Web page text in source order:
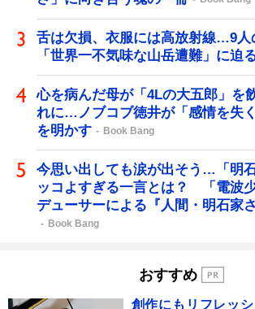
舌は欠損、衣服には高放射線…9人
「世界一不気味な山岳遭難」に迫
心を病んだ母が「4Lの大五郎」を
れに…ノブコブ徳井が「感情を失
を明かす
Book Bang
今思い出しても涙が出そう…「明
ッコよすぎる一言とは？ 「電波
デューサーによる『人間・明石家
Book Bang
おすすめ
創作にもリフレッ